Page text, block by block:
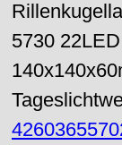
5730